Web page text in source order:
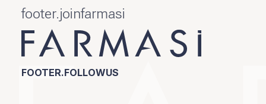
footer.joinfarmasi
FOOTER.FOLLOWUS